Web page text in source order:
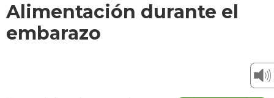
Alimentación durante el
embarazo